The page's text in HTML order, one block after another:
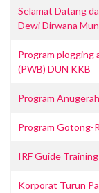
Selamat Datang
Dewi Dirwana
Program plogging
(PWB) DUN KKB
Program
Program Gotong-
IRF Guide
Korporat Turun